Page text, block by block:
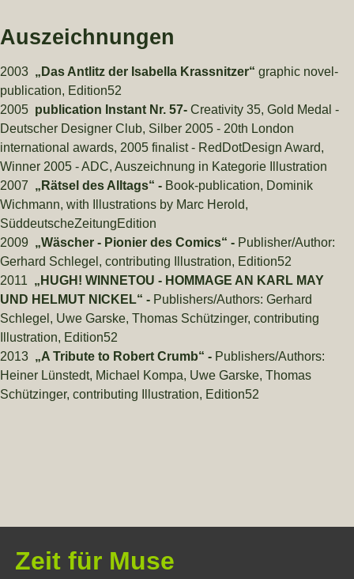
Auszeichnungen
2003 „Das Antlitz der Isabella Krassnitzer“ graphic novel-
publication, Edition52
2005 publication Instant Nr. 57- Creativity 35, Gold Medal -
Deutscher Designer Club, Silber 2005 - 20th London
international awards, 2005 finalist - RedDotDesign Award,
Winner 2005 - ADC, Auszeichnung in Kategorie Illustration
2007 „Rätsel des Alltags“ - Book-publication, Dominik
Wichmann, with Illustrations by Marc Herold,
SüddeutscheZeitungEdition
2009 „Wäscher - Pionier des Comics“ - Publisher/Author:
Gerhard Schlegel, contributing Illustration, Edition52
2011 „HUGH! WINNETOU - HOMMAGE AN KARL MAY
UND HELMUT NICKEL“ - Publishers/Authors: Gerhard
Schlegel, Uwe Garske, Thomas Schützinger, contributing
Illustration, Edition52
2013 „A Tribute to Robert Crumb“ - Publishers/Authors:
Heiner Lünstedt, Michael Kompa, Uwe Garske, Thomas
Schützinger, contributing Illustration, Edition52
Zeit für Muse